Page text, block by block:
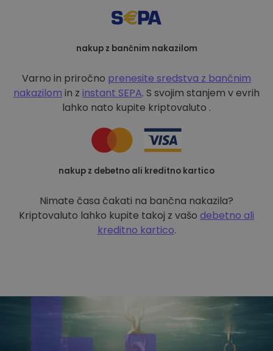
nakup z bančnim nakazilom
Varno in priročno prenesite sredstva z bančnim
nakazilom in z instant SEPA. S svojim stanjem v evrih
lahko nato kupite kriptovaluto .
nakup z debetno ali kreditno kartico
Nimate časa čakati na bančna nakazila?
Kriptovaluto lahko kupite takoj z vašo debetno ali
kreditno kartico.